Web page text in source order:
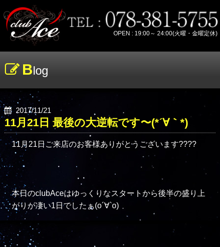
OPEN : 19:00～ 24:00(火曜・金曜定休)
Blog
2017/11/21
11月21日 最後の大逆転です〜(*´∀｀*)
11月21日ご来店のお客様ありがとうございます????
本日のclubAceはゆっくりなスタートから後半の盛り上
がりが凄い1日でしたぁ(о´∀`о)